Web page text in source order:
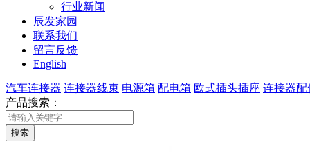
行业新闻
辰发家园
联系我们
留言反馈
English
汽车连接器 连接器线束 电源箱 配电箱 欧式插头插座 连接器配
产品搜索：